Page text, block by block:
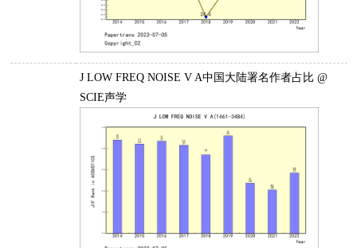
J LOW FREQ NOISE V A中国大陆署名作者占比 @
SCIE声学